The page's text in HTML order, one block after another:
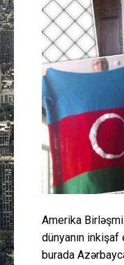
Amerika
dünyanın
burada